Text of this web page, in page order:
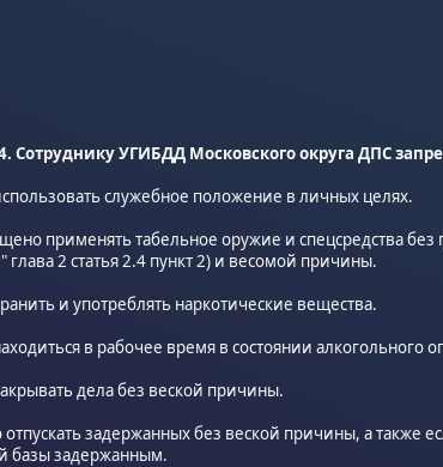
Сотруднику УГИБДД Московского округа ДПС
служебное положение в личных целях.
применять табельное оружие и спецсредства
2 статья 2.4 пункт 2) и весомой причины.
и употреблять наркотические вещества.
в рабочее время в состоянии алкогольного
дела без веской причины.
задержанных без веской причины, а также
базы задержанным.